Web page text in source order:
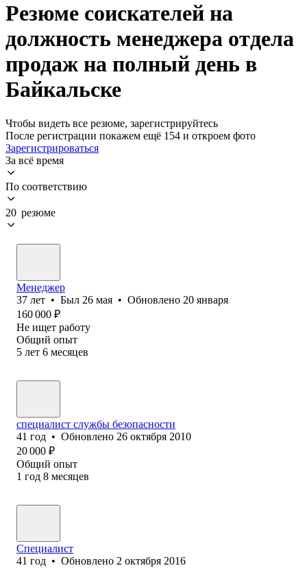
Резюме соискателей на
должность менеджера отдела
продаж на полный день в
Байкальске
Чтобы видеть все резюме, зарегистрируйтесь
После регистрации покажем ещё 154 и откроем фото
Зарегистрироваться
За всё время
По соответствию
20 резюме
Менеджер
37 лет • Был 26 мая • Обновлено 20 января
160 000 ₽
Не ищет работу
Общий опыт
5 лет 6 месяцев
специалист службы безопасности
41 год • Обновлено 26 октября 2010
20 000 ₽
Общий опыт
1 год 8 месяцев
Специалист
41 год • Обновлено 2 октября 2016